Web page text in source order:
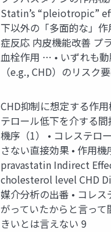
Statin’s “pleiotropic”
下以外の「多面的な」作
症反応 内皮機能改善 プ
血栓作用 … • いずれも
（e.g., CHD）のリスク
CHD抑制に想定する作用
テロール低下を介する間
機序（1） • コレステロ
さない直接効果 • 作用機
pravastatin Indirect
cholesterol level CHD
媒介分析の出番 • コレス
がっていたからと言って
きいとは言えない 9